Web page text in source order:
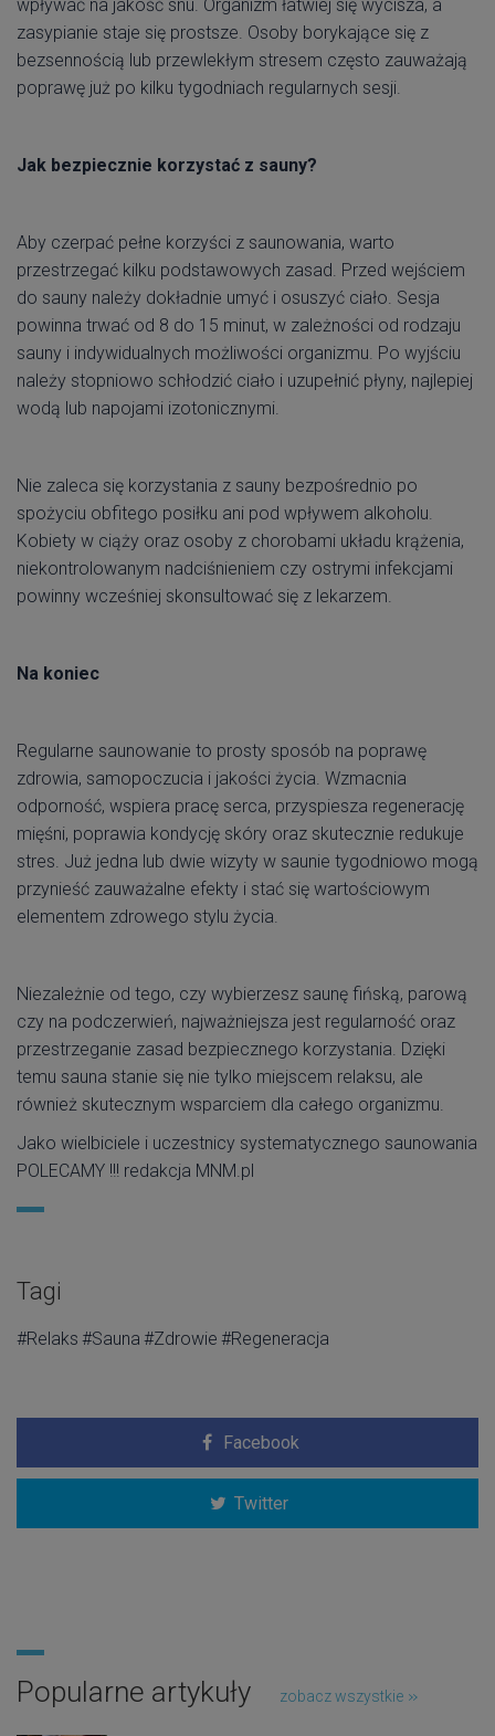
wpływać na jakość snu. Organizm łatwiej się wycisza, a
zasypianie staje się prostsze. Osoby borykające się z
bezsennością lub przewlekłym stresem często zauważają
poprawę już po kilku tygodniach regularnych sesji.
Jak bezpiecznie korzystać z sauny?
Aby czerpać pełne korzyści z saunowania, warto
przestrzegać kilku podstawowych zasad. Przed wejściem
do sauny należy dokładnie umyć i osuszyć ciało. Sesja
powinna trwać od 8 do 15 minut, w zależności od rodzaju
sauny i indywidualnych możliwości organizmu. Po wyjściu
należy stopniowo schłodzić ciało i uzupełnić płyny, najlepiej
wodą lub napojami izotonicznymi.
Nie zaleca się korzystania z sauny bezpośrednio po
spożyciu obfitego posiłku ani pod wpływem alkoholu.
Kobiety w ciąży oraz osoby z chorobami układu krążenia,
niekontrolowanym nadciśnieniem czy ostrymi infekcjami
powinny wcześniej skonsultować się z lekarzem.
Na koniec
Regularne saunowanie to prosty sposób na poprawę
zdrowia, samopoczucia i jakości życia. Wzmacnia
odporność, wspiera pracę serca, przyspiesza regenerację
mięśni, poprawia kondycję skóry oraz skutecznie redukuje
stres. Już jedna lub dwie wizyty w saunie tygodniowo mogą
przynieść zauważalne efekty i stać się wartościowym
elementem zdrowego stylu życia.
Niezależnie od tego, czy wybierzesz saunę fińską, parową
czy na podczerwień, najważniejsza jest regularność oraz
przestrzeganie zasad bezpiecznego korzystania. Dzięki
temu sauna stanie się nie tylko miejscem relaksu, ale
również skutecznym wsparciem dla całego organizmu.
Jako wielbiciele i uczestnicy systematycznego saunowania
POLECAMY !!! redakcja MNM.pl
Tagi
#Relaks #Sauna #Zdrowie #Regeneracja
Facebook
Twitter
Popularne artykuły zobacz wszystkie